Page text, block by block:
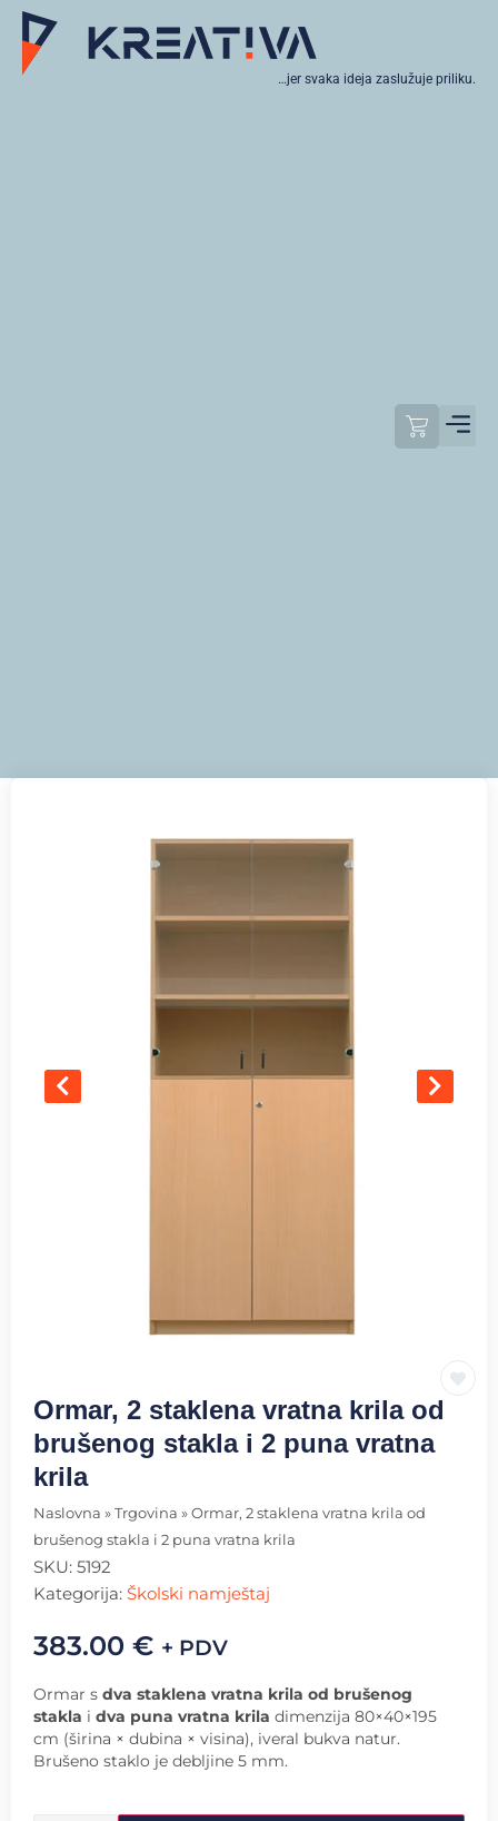
…jer svaka ideja zaslužuje priliku.
Ormar, 2 staklena vratna krila od
brušenog stakla i 2 puna vratna
krila
Naslovna » Trgovina » Ormar, 2 staklena vratna krila od
brušenog stakla i 2 puna vratna krila
SKU: 5192
Kategorija: Školski namještaj
383.00 € + PDV
Ormar s dva staklena vratna krila od brušenog
stakla i dva puna vratna krila dimenzija 80×40×195
cm (širina × dubina × visina), iveral bukva natur.
Brušeno staklo je debljine 5 mm.